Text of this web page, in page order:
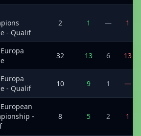
- Qualif
2 1 — 1
Europa
32 13 6 13
Europa
- Qualif
10 9 1 —
European
-
8 5 2 1